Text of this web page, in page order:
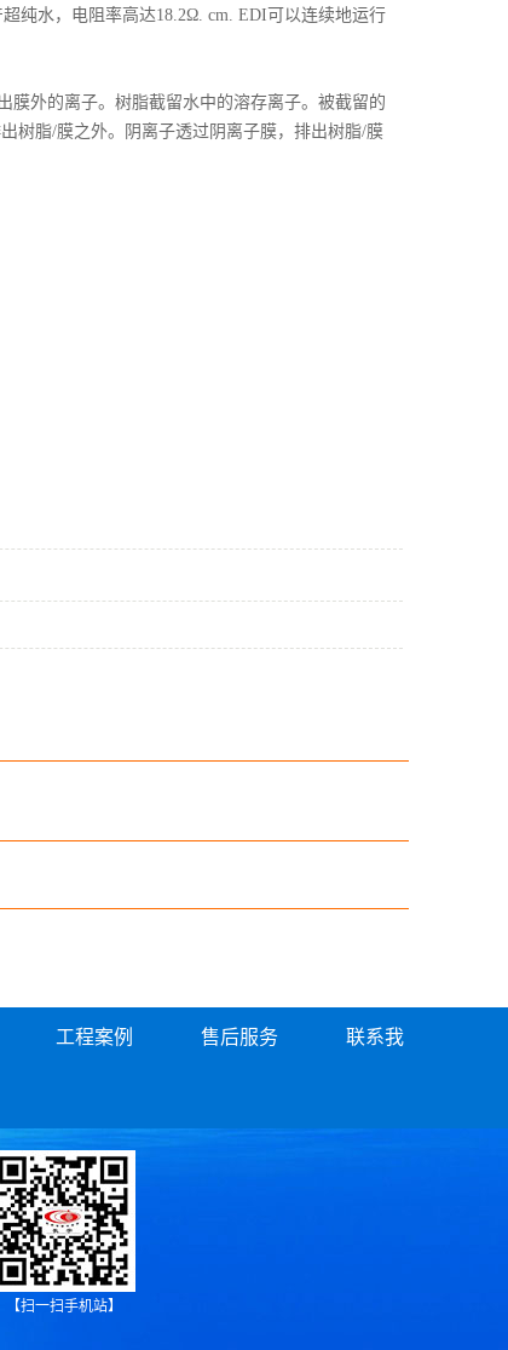
纯水，电阻率高达18.2Ω. cm. EDI可以连续地运行
膜外的离子。树脂截留水中的溶存离子。被截留的
树脂/膜之外。阴离子透过阴离子膜，排出树脂/膜
工程案例 售后服务 联系我
【扫一扫手机站】